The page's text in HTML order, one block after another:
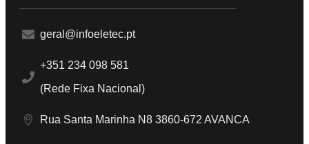
geral@infoeletec.pt
+351 234 098 581
(Rede Fixa Nacional)
Rua Santa Marinha N8 3860-672 AVANCA